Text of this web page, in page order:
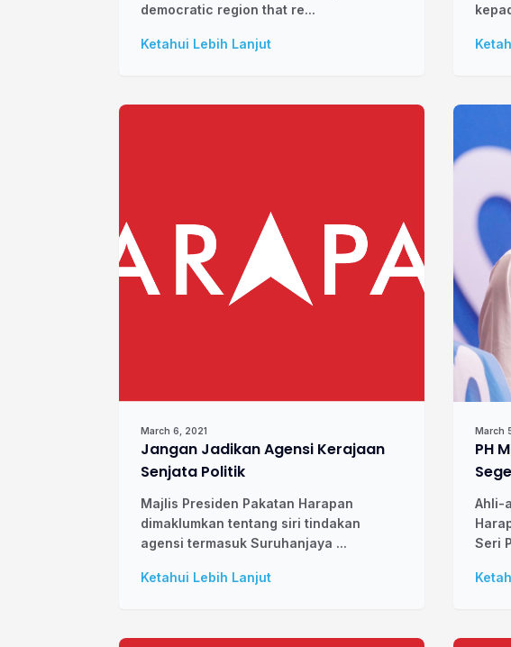
democratic region that re...
Ketahui Lebih Lanjut
March 6, 2021
Jangan Jadikan Agensi Kerajaan
Senjata Politik
Majlis Presiden Pakatan Harapan
dimaklumkan tentang siri tindakan
agensi termasuk Suruhanjaya ...
Ketahui Lebih Lanjut
March
PH
Ahli-
Seri